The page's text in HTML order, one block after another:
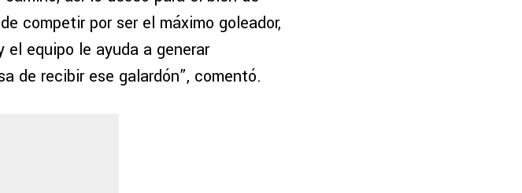
competir por ser el máximo goleador,
equipo le ayuda a generar
de recibir ese galardón”, comentó.